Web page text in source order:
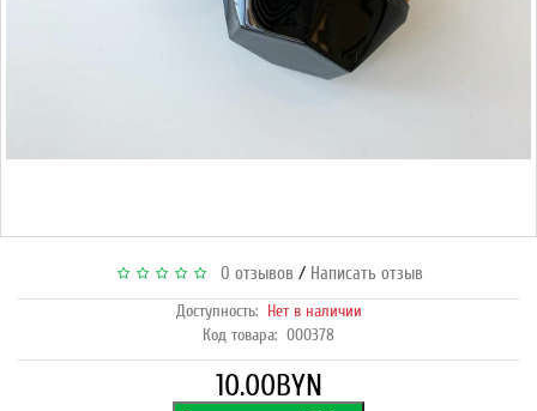
0 отзывов / Написать отзыв
Доступность: Нет в наличии
Код товара: 000378
10.00BYN